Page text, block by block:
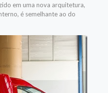
em uma nova arquitetura,
é semelhante ao do